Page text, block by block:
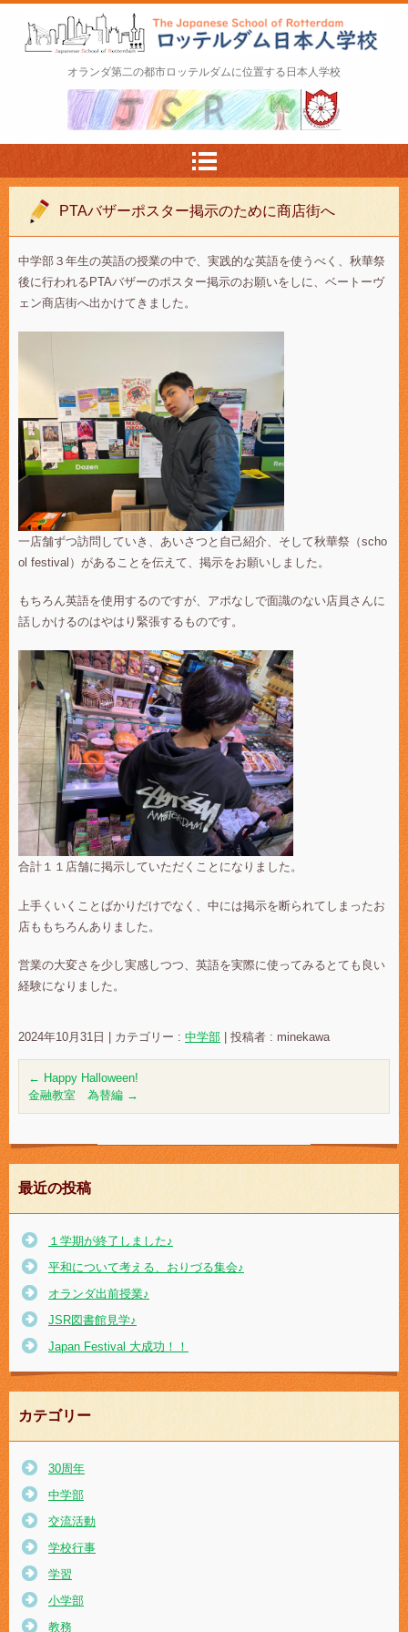
ロッテルダム日本人学校 The Japanese Schoo
l of Rotterdam
オランダ第二の都市ロッテルダムに位置する日本人学校
PTAバザーポスター掲示のために商店街へ
中学部３年生の英語の授業の中で、実践的な英語を使うべく、秋華祭
後に行われるPTAバザーのポスター掲示のお願いをしに、ベートーヴ
ェン商店街へ出かけてきました。
一店舗ずつ訪問していき、あいさつと自己紹介、そして秋華祭（scho
ol festival）があることを伝えて、掲示をお願いしました。
もちろん英語を使用するのですが、アポなしで面識のない店員さんに
話しかけるのはやはり緊張するものです。
合計１１店舗に掲示していただくことになりました。
上手くいくことばかりだけでなく、中には掲示を断られてしまったお
店ももちろんありました。
営業の大変さを少し実感しつつ、英語を実際に使ってみるとても良い
経験になりました。
2024年10月31日 | カテゴリー : 中学部 | 投稿者 : minekawa
← Happy Halloween!
金融教室 為替編 →
最近の投稿
１学期が終了しました♪
平和について考える、おりづる集会♪
オランダ出前授業♪
JSR図書館見学♪
Japan Festival 大成功！！
カテゴリー
30周年
中学部
交流活動
学校行事
学習
小学部
教務